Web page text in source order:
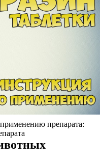
препарата: